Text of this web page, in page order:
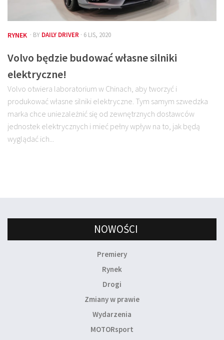
RYNEK · BY DAILY DRIVER · 6 LIS, 2020
Volvo będzie budować własne silniki
elektryczne!
Volvo otwiera laboratorium w Chinach, aby tworzyć i
produkować własne silniki elektryczne. Tym samym szwedzka
marka chce uniezależnić się od zewnętrznych dostawców
jednostek elektrycznych i mieć pełny wpływ na to, jak będą
wyglądać ich...
NOWOŚCI
Premiery
Rynek
Drogi
Zmiany w prawie
Wydarzenia
MOTORsport